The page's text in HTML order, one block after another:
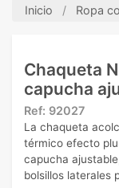
Inicio Ropa
Chaqueta
capucha
Ref: 92027
La chaqueta
térmico efecto
capucha
bolsillos laterales